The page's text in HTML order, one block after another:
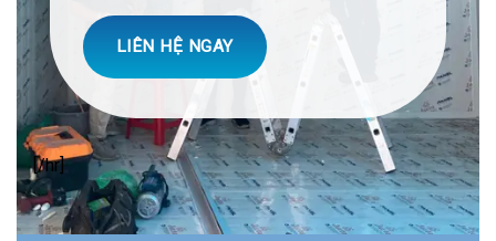
LIÊN HỆ NGAY
[/hr]